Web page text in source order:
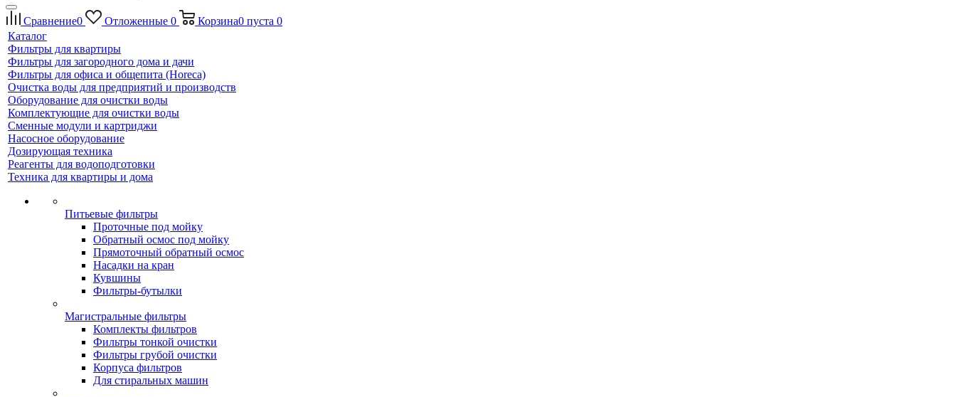
Сравнение0 Отложенные 0 Корзина0 пуста 0
Каталог
Фильтры для квартиры
Фильтры для загородного дома и дачи
Фильтры для офиса и общепита (Horeca)
Очистка воды для предприятий и производств
Оборудование для очистки воды
Комплектующие для очистки воды
Сменные модули и картриджи
Насосное оборудование
Дозирующая техника
Реагенты для водоподготовки
Техника для квартиры и дома
Питьевые фильтры
Проточные под мойку
Обратный осмос под мойку
Прямоточный обратный осмос
Насадки на кран
Кувшины
Фильтры-бутылки
Магистральные фильтры
Комплекты фильтров
Фильтры тонкой очистки
Фильтры грубой очистки
Корпуса фильтров
Для стиральных машин